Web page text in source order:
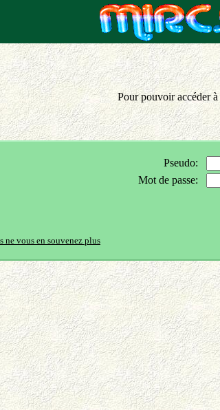
Pour pouvoir accéder
Pseudo:
Mot de passe:
ne vous en souvenez plus